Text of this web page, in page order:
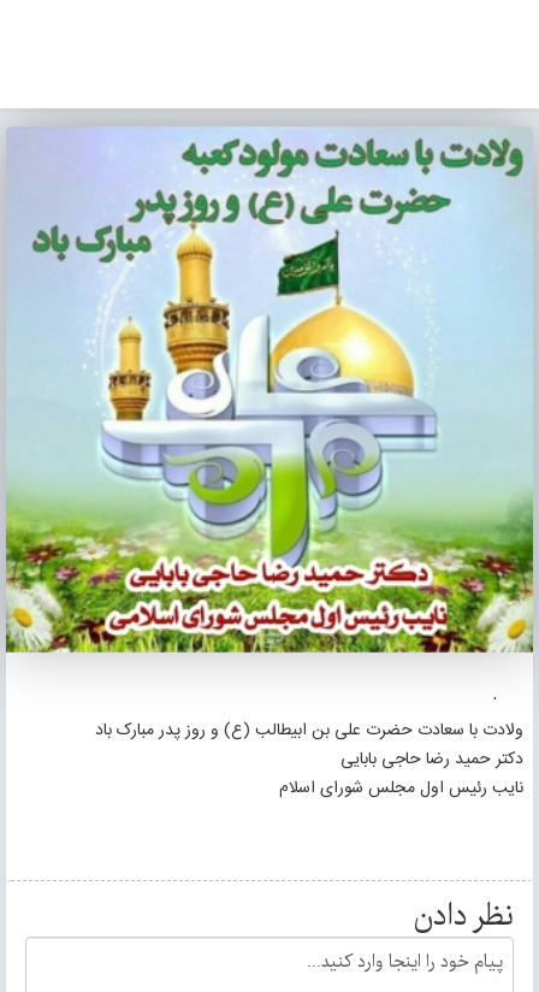
.
ولادت با سعادت حضرت علی بن ابیطالب (ع) و روز پدر مبارک باد
دکتر حمید رضا حاجی بابایی
نایب رئیس اول مجلس شورای اسلام
نظر دادن